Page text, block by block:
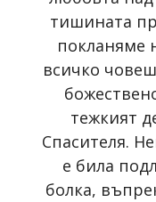
тишината
покланяме
всичко
тежкият
Спасителя.
е била
болка,